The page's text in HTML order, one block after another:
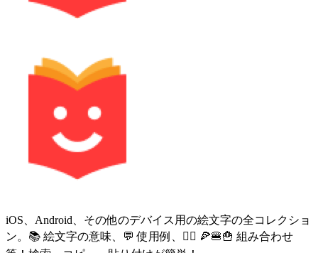
iOS、Android、その他のデバイス用の絵文字の全コレクショ
ン。📚 絵文字の意味、💬 使用例、🙅‍♀️ 🍕🍔🍟 組み合わせ